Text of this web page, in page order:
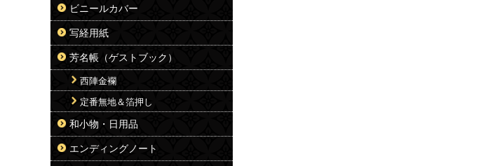
ビニールカバー
写経用紙
芳名帳（ゲストブック）
西陣金襴
定番無地＆箔押し
和小物・日用品
エンディングノート